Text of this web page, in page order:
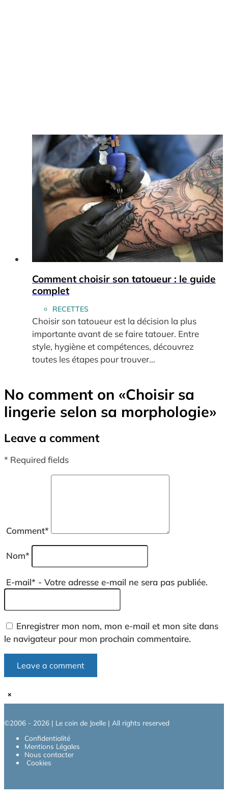
Comment choisir son tatoueur : le guide
complet
RECETTES
Choisir son tatoueur est la décision la plus
importante avant de se faire tatouer. Entre
style, hygiène et compétences, découvrez
toutes les étapes pour trouver…
No comment on «Choisir sa
lingerie selon sa morphologie»
Leave a comment
* Required fields
Comment*
Nom*
E-mail* - Votre adresse e-mail ne sera pas publiée.
Enregistrer mon nom, mon e-mail et mon site dans
le navigateur pour mon prochain commentaire.
×
©2006 - 2026 | Le coin de Joelle | All rights reserved
Confidentialité
Mentions Légales
Nous contacter
Cookies